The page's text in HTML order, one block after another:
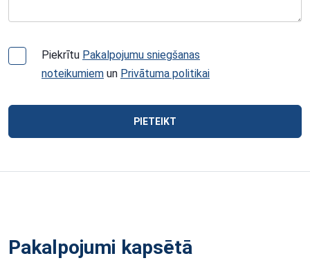
Piekrītu Pakalpojumu sniegšanas
noteikumiem un Privātuma politikai
PIETEIKT
Pakalpojumi kapsētā